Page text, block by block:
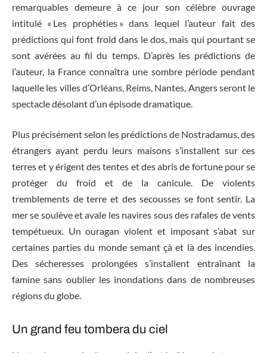
remarquables demeure à ce jour son célèbre ouvrage
intitulé « Les prophéties » dans lequel l’auteur fait des
prédictions qui font froid dans le dos, mais qui pourtant se
sont avérées au fil du temps. D’après les prédictions de
l’auteur, la France connaîtra une sombre période pendant
laquelle les villes d’Orléans, Reims, Nantes, Angers seront le
spectacle désolant d’un épisode dramatique.
Plus précisément selon les prédictions de Nostradamus, des
étrangers ayant perdu leurs maisons s’installent sur ces
terres et y érigent des tentes et des abris de fortune pour se
protéger du froid et de la canicule. De violents
tremblements de terre et des secousses se font sentir. La
mer se soulève et avale les navires sous des rafales de vents
tempétueux. Un ouragan violent et imposant s’abat sur
certaines parties du monde semant çà et là des incendies.
Des sécheresses prolongées s’installent entraînant la
famine sans oublier les inondations dans de nombreuses
régions du globe.
Un grand feu tombera du ciel